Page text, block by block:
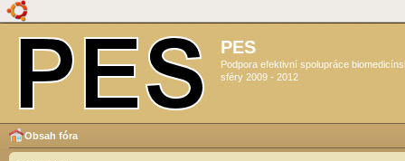
PES
Podpora efektivní spolupráce
sféry 2009 - 2012
Obsah fóra